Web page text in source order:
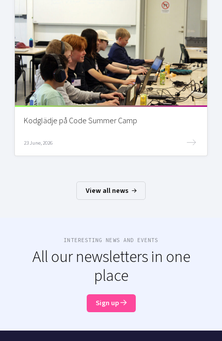
Kodglädje på Code Summer Camp
23 June, 2026
View all news
INTERESTING NEWS AND EVENTS
All our newsletters in one
place
Sign up